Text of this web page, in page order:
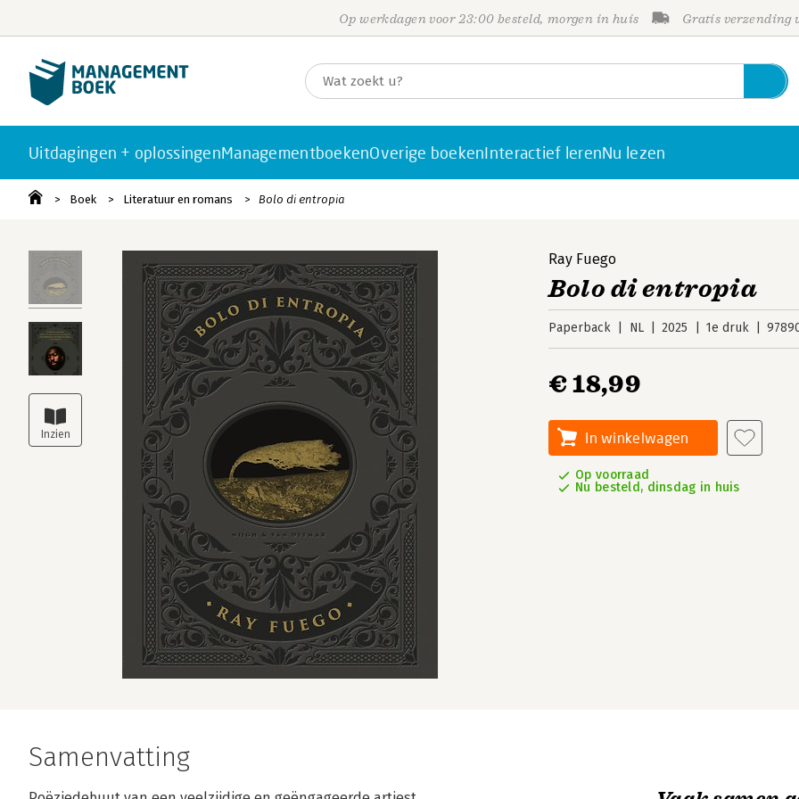
Op werkdagen voor 23:00 besteld, morgen in huis Gratis verzending
Uitdagingen + oplossingenManagementboekenOverige boekenInteractief lerenNu lezen
Boek Literatuur en romans Bolo di entropia
Ray Fuego
Bolo di entropia
Paperback NL 2025 1e druk
€ 18,99
In winkelwagen
Op voorraad
Nu besteld, dinsdag in huis
Samenvatting